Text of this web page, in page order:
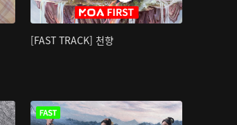
[FAST TRACK] 천향